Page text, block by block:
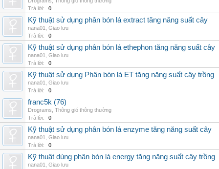
Trả lời:
0
Kỹ thuật sử dụng phân bón lá extract tăng năng suất cây
nana01
Giao lưu
Trả lời:
0
Kỹ thuật sử dụng phân bón lá ethephon tăng năng suất cây
nana01
Giao lưu
Trả lời:
0
Kỹ thuật sử dụng Phân bón lá ET tăng năng suất cây trồng
nana01
Giao lưu
Trả lời:
0
franc5k (76)
Drograms Thông gió thông thường
Trả lời:
0
Kỹ thuật sử dụng phân bón lá enzyme tăng năng suất cây
nana01
Giao lưu
Trả lời:
0
Kỹ thuật dùng phân bón lá energy tăng năng suất cây trồng
nana01
Giao lưu